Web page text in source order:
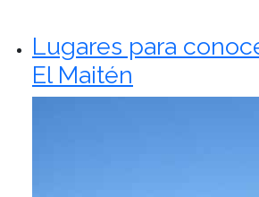
Lugares para
El Maitén